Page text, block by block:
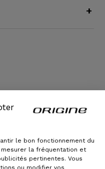
le bon fonctionnement du
la fréquentation et
pertinentes. Vous
ou modifier vos
+